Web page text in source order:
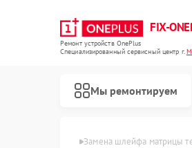
FIX-
Ремонт устройств OnePlus
Специализированный cервисный центр г.
Мы ремонтируем
Телефон OnePlus Замена шлейфа матрицы